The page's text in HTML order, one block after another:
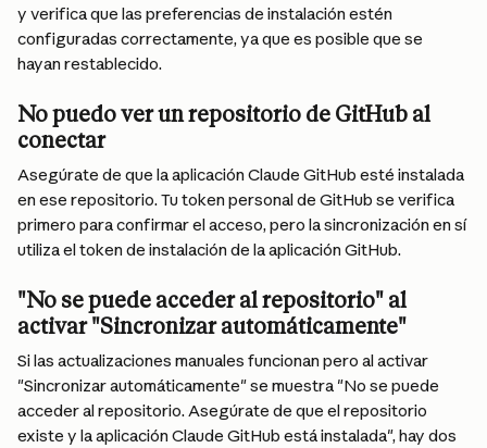
y verifica que las preferencias de instalación estén
configuradas correctamente, ya que es posible que se
hayan restablecido.
No puedo ver un repositorio de GitHub al
conectar
Asegúrate de que la aplicación Claude GitHub esté instalada
en ese repositorio. Tu token personal de GitHub se verifica
primero para confirmar el acceso, pero la sincronización en sí
utiliza el token de instalación de la aplicación GitHub.
"No se puede acceder al repositorio" al
activar "Sincronizar automáticamente"
Si las actualizaciones manuales funcionan pero al activar
"Sincronizar automáticamente" se muestra "No se puede
acceder al repositorio. Asegúrate de que el repositorio
existe y la aplicación Claude GitHub está instalada", hay dos